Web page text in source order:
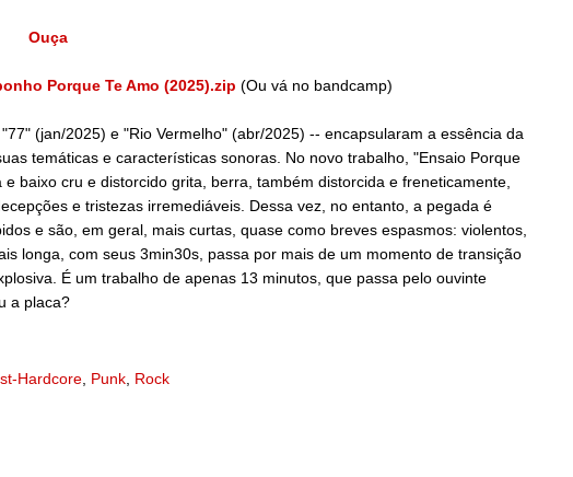
Ouça
Porque Te Amo (2025).zip (Ou vá no bandcamp)
(jan/2025) e "Rio Vermelho" (abr/2025) -- encapsularam a essência da
temáticas e características sonoras. No novo trabalho, "Ensaio Porque
baixo cru e distorcido grita, berra, também distorcida e freneticamente,
e tristezas irremediáveis. Dessa vez, no entanto, a pegada é
e são, em geral, mais curtas, quase como breves espasmos: violentos,
longa, com seus 3min30s, passa por mais de um momento de transição
É um trabalho de apenas 13 minutos, que passa pelo ouvinte
a placa?
Hardcore Punk Rock